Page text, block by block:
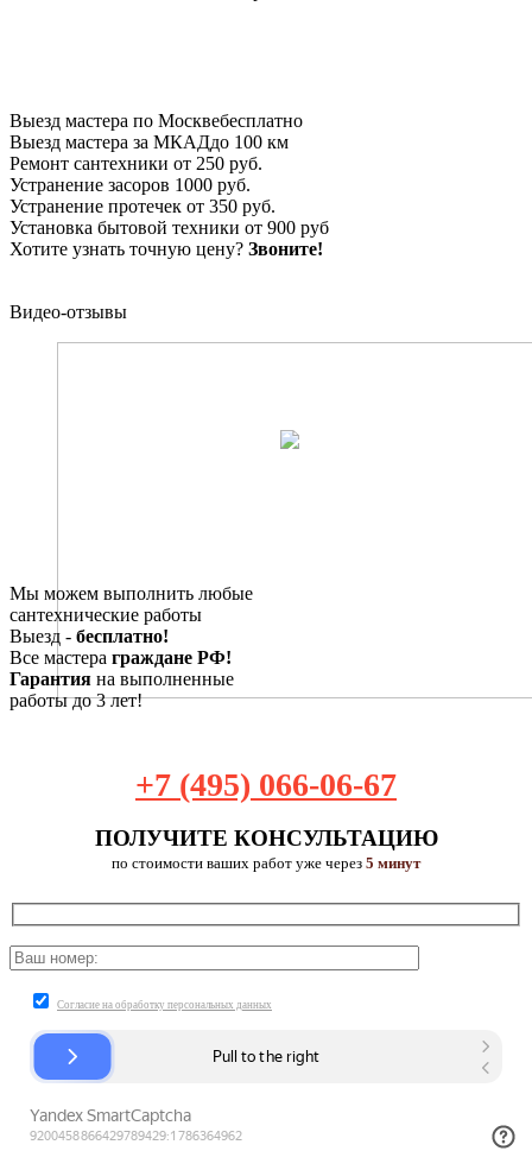
Выезд мастера по Москвебесплатно
Выезд мастера за МКАДдо 100 км
Ремонт сантехники от 250 руб.
Устранение засоров 1000 руб.
Устранение протечек от 350 руб.
Установка бытовой техники от 900 руб
Хотите узнать точную цену? Звоните!
Видео-отзывы
Мы можем выполнить любые
сантехнические работы
Выезд - бесплатно!
Все мастера граждане РФ!
Гарантия на выполненные
работы до 3 лет!
+7 (495) 066-06-67
ПОЛУЧИТЕ КОНСУЛЬТАЦИЮ
по стоимости ваших работ уже через 5 минут
Согласие на обработку персональных данных